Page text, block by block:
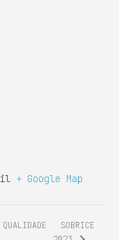
+ Google Map
SOBRICE